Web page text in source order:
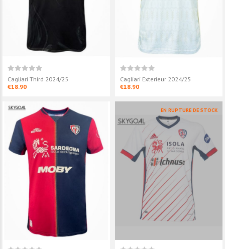
Cagliari Third 2024/25
€18.90
Cagliari Exterieur 2024/25
€18.90
EN RUPTURE DE STOCK